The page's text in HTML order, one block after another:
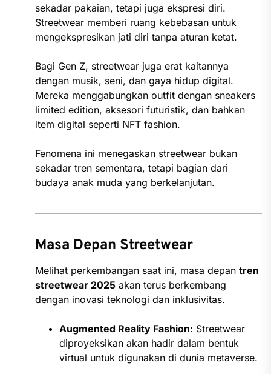
sekadar pakaian, tetapi juga ekspresi diri.
Streetwear memberi ruang kebebasan untuk
mengekspresikan jati diri tanpa aturan ketat.
Bagi Gen Z, streetwear juga erat kaitannya
dengan musik, seni, dan gaya hidup digital.
Mereka menggabungkan outfit dengan sneakers
limited edition, aksesori futuristik, dan bahkan
item digital seperti NFT fashion.
Fenomena ini menegaskan streetwear bukan
sekadar tren sementara, tetapi bagian dari
budaya anak muda yang berkelanjutan.
Masa Depan Streetwear
Melihat perkembangan saat ini, masa depan tren
streetwear 2025akan terus berkembang
dengan inovasi teknologi dan inklusivitas.
Augmented Reality Fashion: Streetwear
diproyeksikan akan hadir dalam bentuk
virtual untuk digunakan di dunia metaverse.